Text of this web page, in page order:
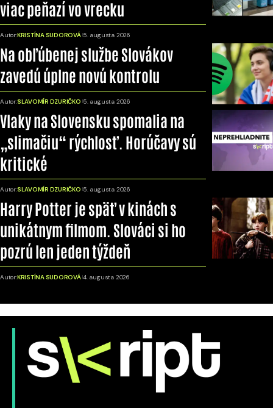
viac peňazí vo vrecku
Autor:KRISTÍNA SUDOROVÁ 5. augusta 2026
Na obľúbenej službe Slovákov
zavedú úplne novú kontrolu
Autor:SLAVOMÍR DZURIČKO 5. augusta 2026
Vlaky na Slovensku spomalia na
„slimačiu“ rýchlosť. Horúčavy sú
kritické
Autor:SLAVOMÍR DZURIČKO 5. augusta 2026
Harry Potter je späť v kinách s
unikátnym filmom. Slováci si ho
pozrú len jeden týždeň
Autor:KRISTÍNA SUDOROVÁ 4. augusta 2026